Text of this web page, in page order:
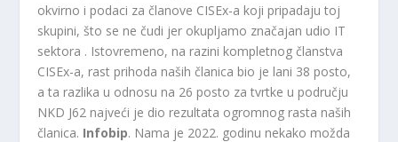
okvirno i podaci za članove CISEx-a koji pripadaju toj
skupini, što se ne čudi jer okupljamo značajan udio IT
sektora . Istovremeno, na razini kompletnog članstva
CISEx-a, rast prihoda naših članica bio je lani 38 posto,
a ta razlika u odnosu na 26 posto za tvrtke u području
NKD J62 najveći je dio rezultata ogromnog rasta naših
članica. Infobip. Nama je 2022. godinu nekako možda